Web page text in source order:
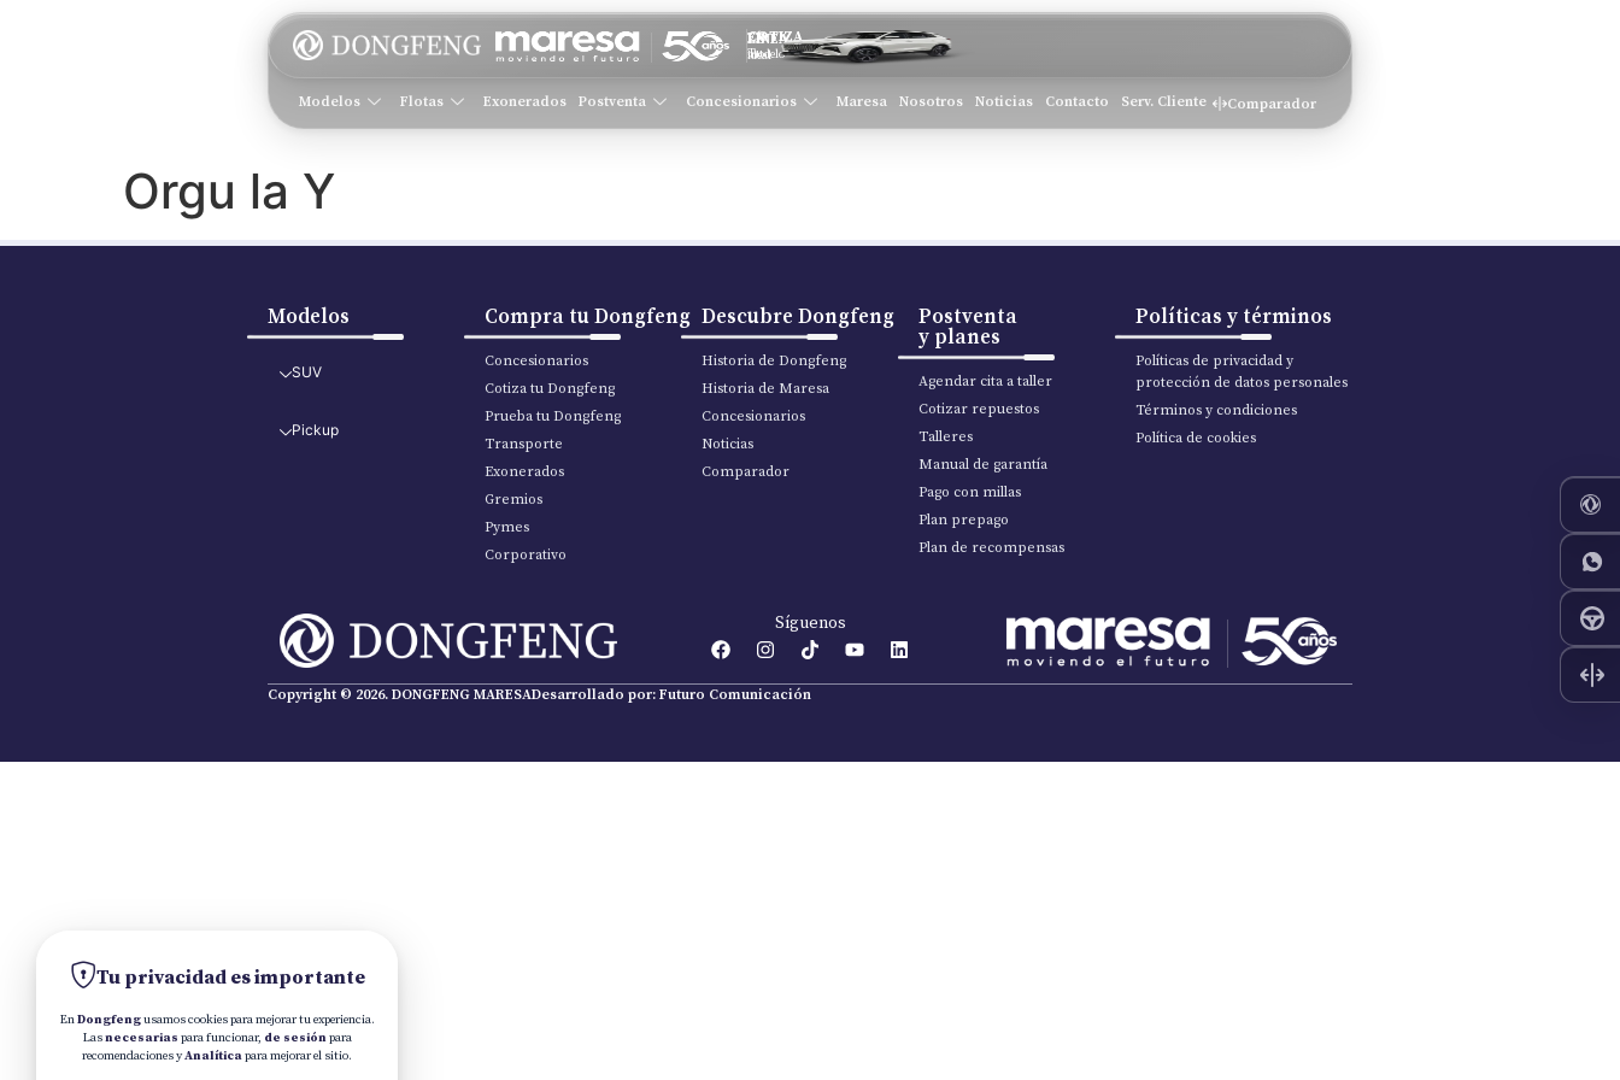
COTIZA EN LÍNEA
Tu modelo ideal
Modelos Flotas Exonerados Postventa Concesionarios Maresa Nosotros Noticias Contacto Serv. Cliente Comparador
Orgu la Y
Modelos
SUV
Pickup
Compra tu Dongfeng
Concesionarios
Cotiza tu Dongfeng
Prueba tu Dongfeng
Transporte
Exonerados
Gremios
Pymes
Corporativo
Descubre Dongfeng
Historia de Dongfeng
Historia de Maresa
Concesionarios
Noticias
Comparador
Postventa
y planes
Agendar cita a taller
Cotizar repuestos
Talleres
Manual de garantía
Pago con millas
Plan prepago
Plan de recompensas
Políticas y términos
Políticas de privacidad y
protección de datos personales
Términos y condiciones
Política de cookies
Síguenos
Copyright © 2026. DONGFENG MARESADesarrollado por: Futuro Comunicación
Tu privacidad es importante
EnDongfengusamos cookies para mejorar tu experiencia.
Lasnecesarias para funcionar, de sesiónpara
recomendaciones yAnalíticapara mejorar el sitio.